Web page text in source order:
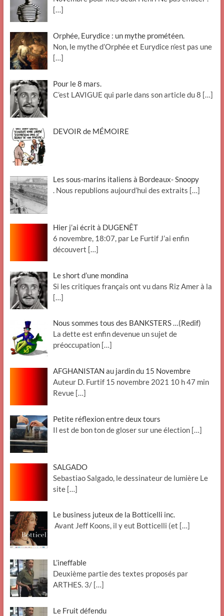
[…]
Orphée, Eurydice : un mythe prométéen.
Non, le mythe d’Orphée et Eurydice n’est pas une
[…]
Pour le 8 mars.
C’est LAVIGUE qui parle dans son article du 8 […]
DEVOIR de MÉMOIRE
Les sous-marins italiens à Bordeaux- Snoopy
. Nous republions aujourd’hui des extraits […]
Hier j’ai écrit à DUGENÊT
6 novembre, 18:07, par Le Furtif J’ai enfin
découvert […]
Le short d’une mondina
Si les critiques français ont vu dans Riz Amer à la
[…]
Nous sommes tous des BANKSTERS …(Redif)
La dette est enfin devenue un sujet de
préoccupation […]
AFGHANISTAN au jardin du 15 Novembre
Auteur D. Furtif 15 novembre 2021 10 h 47 min
Revue […]
Petite réflexion entre deux tours
Il est de bon ton de gloser sur une élection […]
SALGADO
Sebastiao Salgado, le dessinateur de lumière Le
site […]
Le business juteux de la Botticelli inc.
Avant Jeff Koons, il y eut Botticelli (et […]
L’ineffable
Deuxième partie des textes proposés par
ARTHES. 3/ […]
Le Fruit défendu